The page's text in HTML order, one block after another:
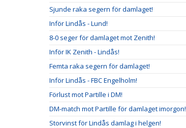
Sjunde raka segern för damlaget!
Inför Lindås - Lund!
8-0 seger för damlaget mot Zenith!
Inför IK Zenith - Lindås!
Femta raka segern för damlaget!
Inför Lindås - FBC Engelholm!
Förlust mot Partille i DM!
DM-match mot Partille för damlaget imorgon!
Storvinst för Lindås damlag i helgen!